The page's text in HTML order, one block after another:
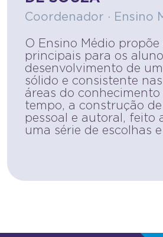
Coordenador · Ensino
O Ensino Médio
principais para os
desenvolvimento de
sólido e consistente
áreas do conhecimento
tempo, a construção
pessoal e autoral, feito
uma série de escolhas